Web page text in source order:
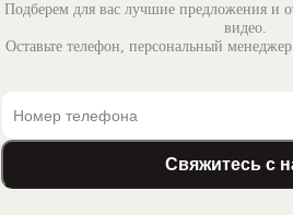
Подберем для вас лучшие предложения и
видео.
Оставьте телефон, персональный
Свяжитесь с